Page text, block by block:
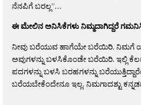
ನೆನಪಿಗೆ ಬರಲ್ಲ”…
ಈ ಮೇಲಿನ ಅನಿಸಿಕೆಗಳು ನಿಮ್ಮದಾಗಿದ್ದರೆ
ನೀವು ಬರೆಯುವ ಹಾಗೆಯೇ ಬರೆಯಿರಿ. ನಿಮಗೆ
ಅವುಗಳನ್ನು ಬಳಸಿಕೊಂಡೇ ಬರೆಯಿರಿ. ಇಲ್ಲಿ
ಪದಗಳನ್ನು ಬಳಸಿ ಬರಹಗಳನ್ನು
ಬರೆಯಬೇಕೆಂದೇನೂ ಇಲ್ಲ. ನಿಮಗಾದಶ್ಟು